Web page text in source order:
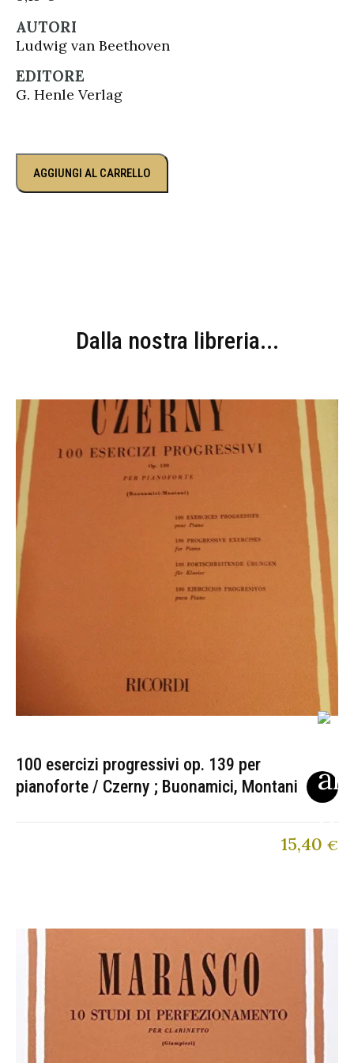
AUTORI
Ludwig van Beethoven
EDITORE
G. Henle Verlag
AGGIUNGI AL CARRELLO
Dalla nostra libreria...
100 esercizi progressivi op. 139 per
pianoforte / Czerny ; Buonamici, Montani
15,40 €